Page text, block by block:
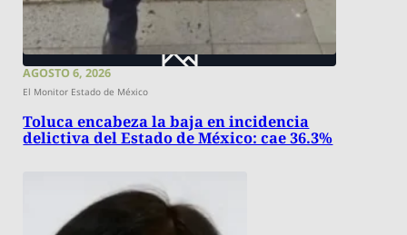
AGOSTO 6, 2026
El Monitor Estado de México
Toluca encabeza la baja en incidencia
delictiva del Estado de México: cae 36.3%